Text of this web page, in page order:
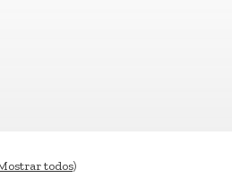
todos)